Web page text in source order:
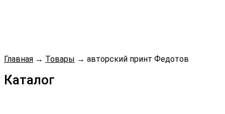
Главная → Товары → авторский принт Федотов
Каталог